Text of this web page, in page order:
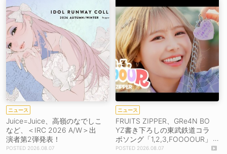
ニュース
Juice=Juice、高嶺のなでしこ
など、＜IRC 2026 A/W＞出
演者第2弾発表！
2026.08.07
ニュース
FRUITS ZIPPER、GRe4N BO
YZ書き下ろしの東武鉄道コラ
ボソング「1,2,3,FOOOOUR」
をリリース＆MV公開！
2026.08.07